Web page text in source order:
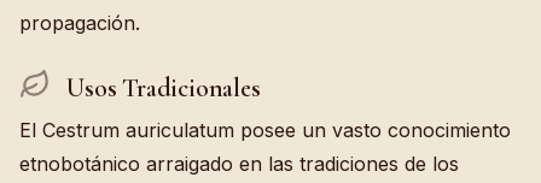
propagación.
Usos Tradicionales
El Cestrum auriculatum posee un vasto conocimiento
etnobotánico arraigado en las tradiciones de los